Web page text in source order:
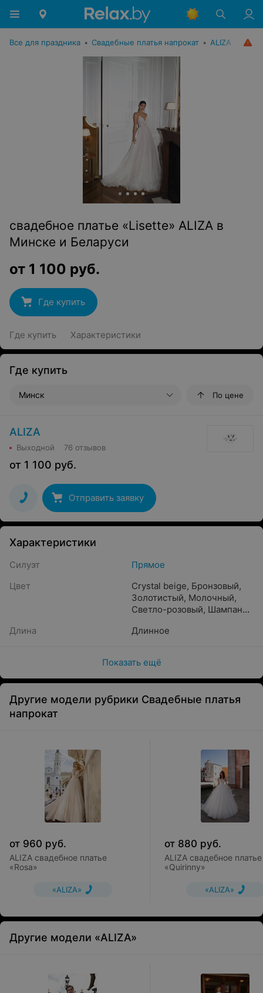
Все для праздника • Свадебные платья напрокат • ALIZA
свадебное платье «Lisette» ALIZA в
Минске и Беларуси
от 1 100 руб.
Где купить
Где купить Характеристики
Где купить
Минск По цене
ALIZA
Выходной 76 отзывов
от 1 100 руб.
Отправить заявку
Характеристики
Силуэт
Прямое
Цвет
Crystal beige, Бронзовый,
Золотистый, Молочный,
Светло-розовый, Шампань,
Жемчужный
Прозрачный
Песочный
Длина Длинное
Показать ещё
Другие модели рубрики Свадебные платья
напрокат
от 960 руб.
ALIZA свадебное платье
«Rosa»
«ALIZA»
от 880 руб.
ALIZA свадебное платье
«Quirinny»
«ALIZA»
Другие модели «ALIZA»